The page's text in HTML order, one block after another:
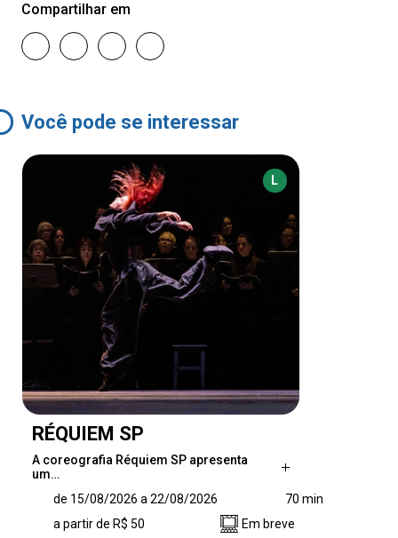
Compartilhar em
Você pode se interessar
L
RÉQUIEM SP
A coreografia Réquiem SP apresenta
um…
desafio e um exercício que estabelece um
diálogo entre distintas linhagens de dança,
de 15/08/2026 a 22/08/2026
70 min
a partir de R$ 50
Em breve